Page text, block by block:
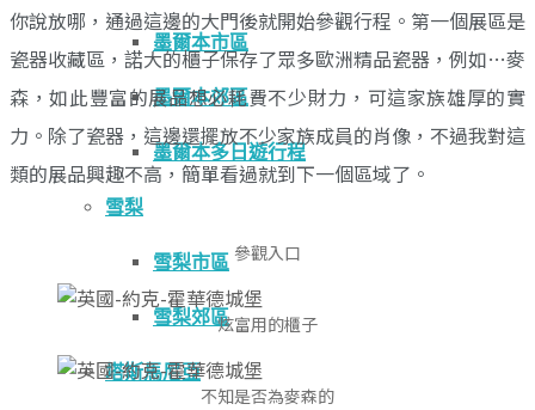
墨爾本市區
墨爾本郊區
墨爾本多日遊行程
雪梨
雪梨市區
雪梨郊區
塔斯馬尼亞
你說放哪，通過這邊的大門後就開始參觀行程。第一個展區是
瓷器收藏區，諾大的櫃子保存了眾多歐洲精品瓷器，例如…麥
森，如此豐富的展品想必耗費不少財力，可這家族雄厚的實
力。除了瓷器，這邊還擺放不少家族成員的肖像，不過我對這
類的展品興趣不高，簡單看過就到下一個區域了。
參觀入口
炫富用的櫃子
不知是否為麥森的